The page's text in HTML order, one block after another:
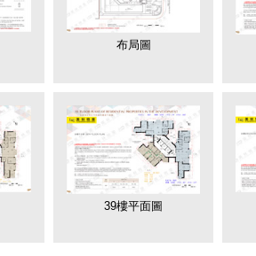
布局圖
39樓平面圖